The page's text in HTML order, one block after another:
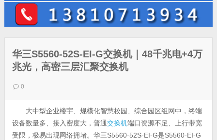
华三S5560-52S-EI-G交换机｜48千兆电+4万
兆光，高密三层汇聚交换机
0
大中型企业楼宇、规模化智慧校园、综合园区组网中，终端
设备数量多、接入密度大，普通交换机端口资源不足、上行带宽
受限，极易出现网络拥堵。华三S5560-52S-EI-G是S5560-EI-G